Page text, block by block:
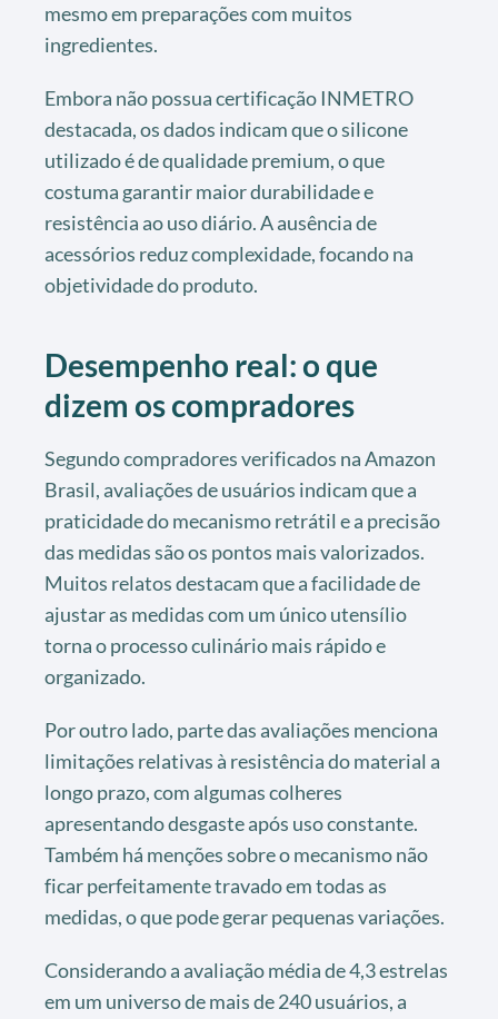
mesmo em preparações com muitos
ingredientes.
Embora não possua certificação INMETRO
destacada, os dados indicam que o silicone
utilizado é de qualidade premium, o que
costuma garantir maior durabilidade e
resistência ao uso diário. A ausência de
acessórios reduz complexidade, focando na
objetividade do produto.
Desempenho real: o que
dizem os compradores
Segundo compradores verificados na Amazon
Brasil, avaliações de usuários indicam que a
praticidade do mecanismo retrátil e a precisão
das medidas são os pontos mais valorizados.
Muitos relatos destacam que a facilidade de
ajustar as medidas com um único utensílio
torna o processo culinário mais rápido e
organizado.
Por outro lado, parte das avaliações menciona
limitações relativas à resistência do material a
longo prazo, com algumas colheres
apresentando desgaste após uso constante.
Também há menções sobre o mecanismo não
ficar perfeitamente travado em todas as
medidas, o que pode gerar pequenas variações.
Considerando a avaliação média de 4,3 estrelas
em um universo de mais de 240 usuários, a